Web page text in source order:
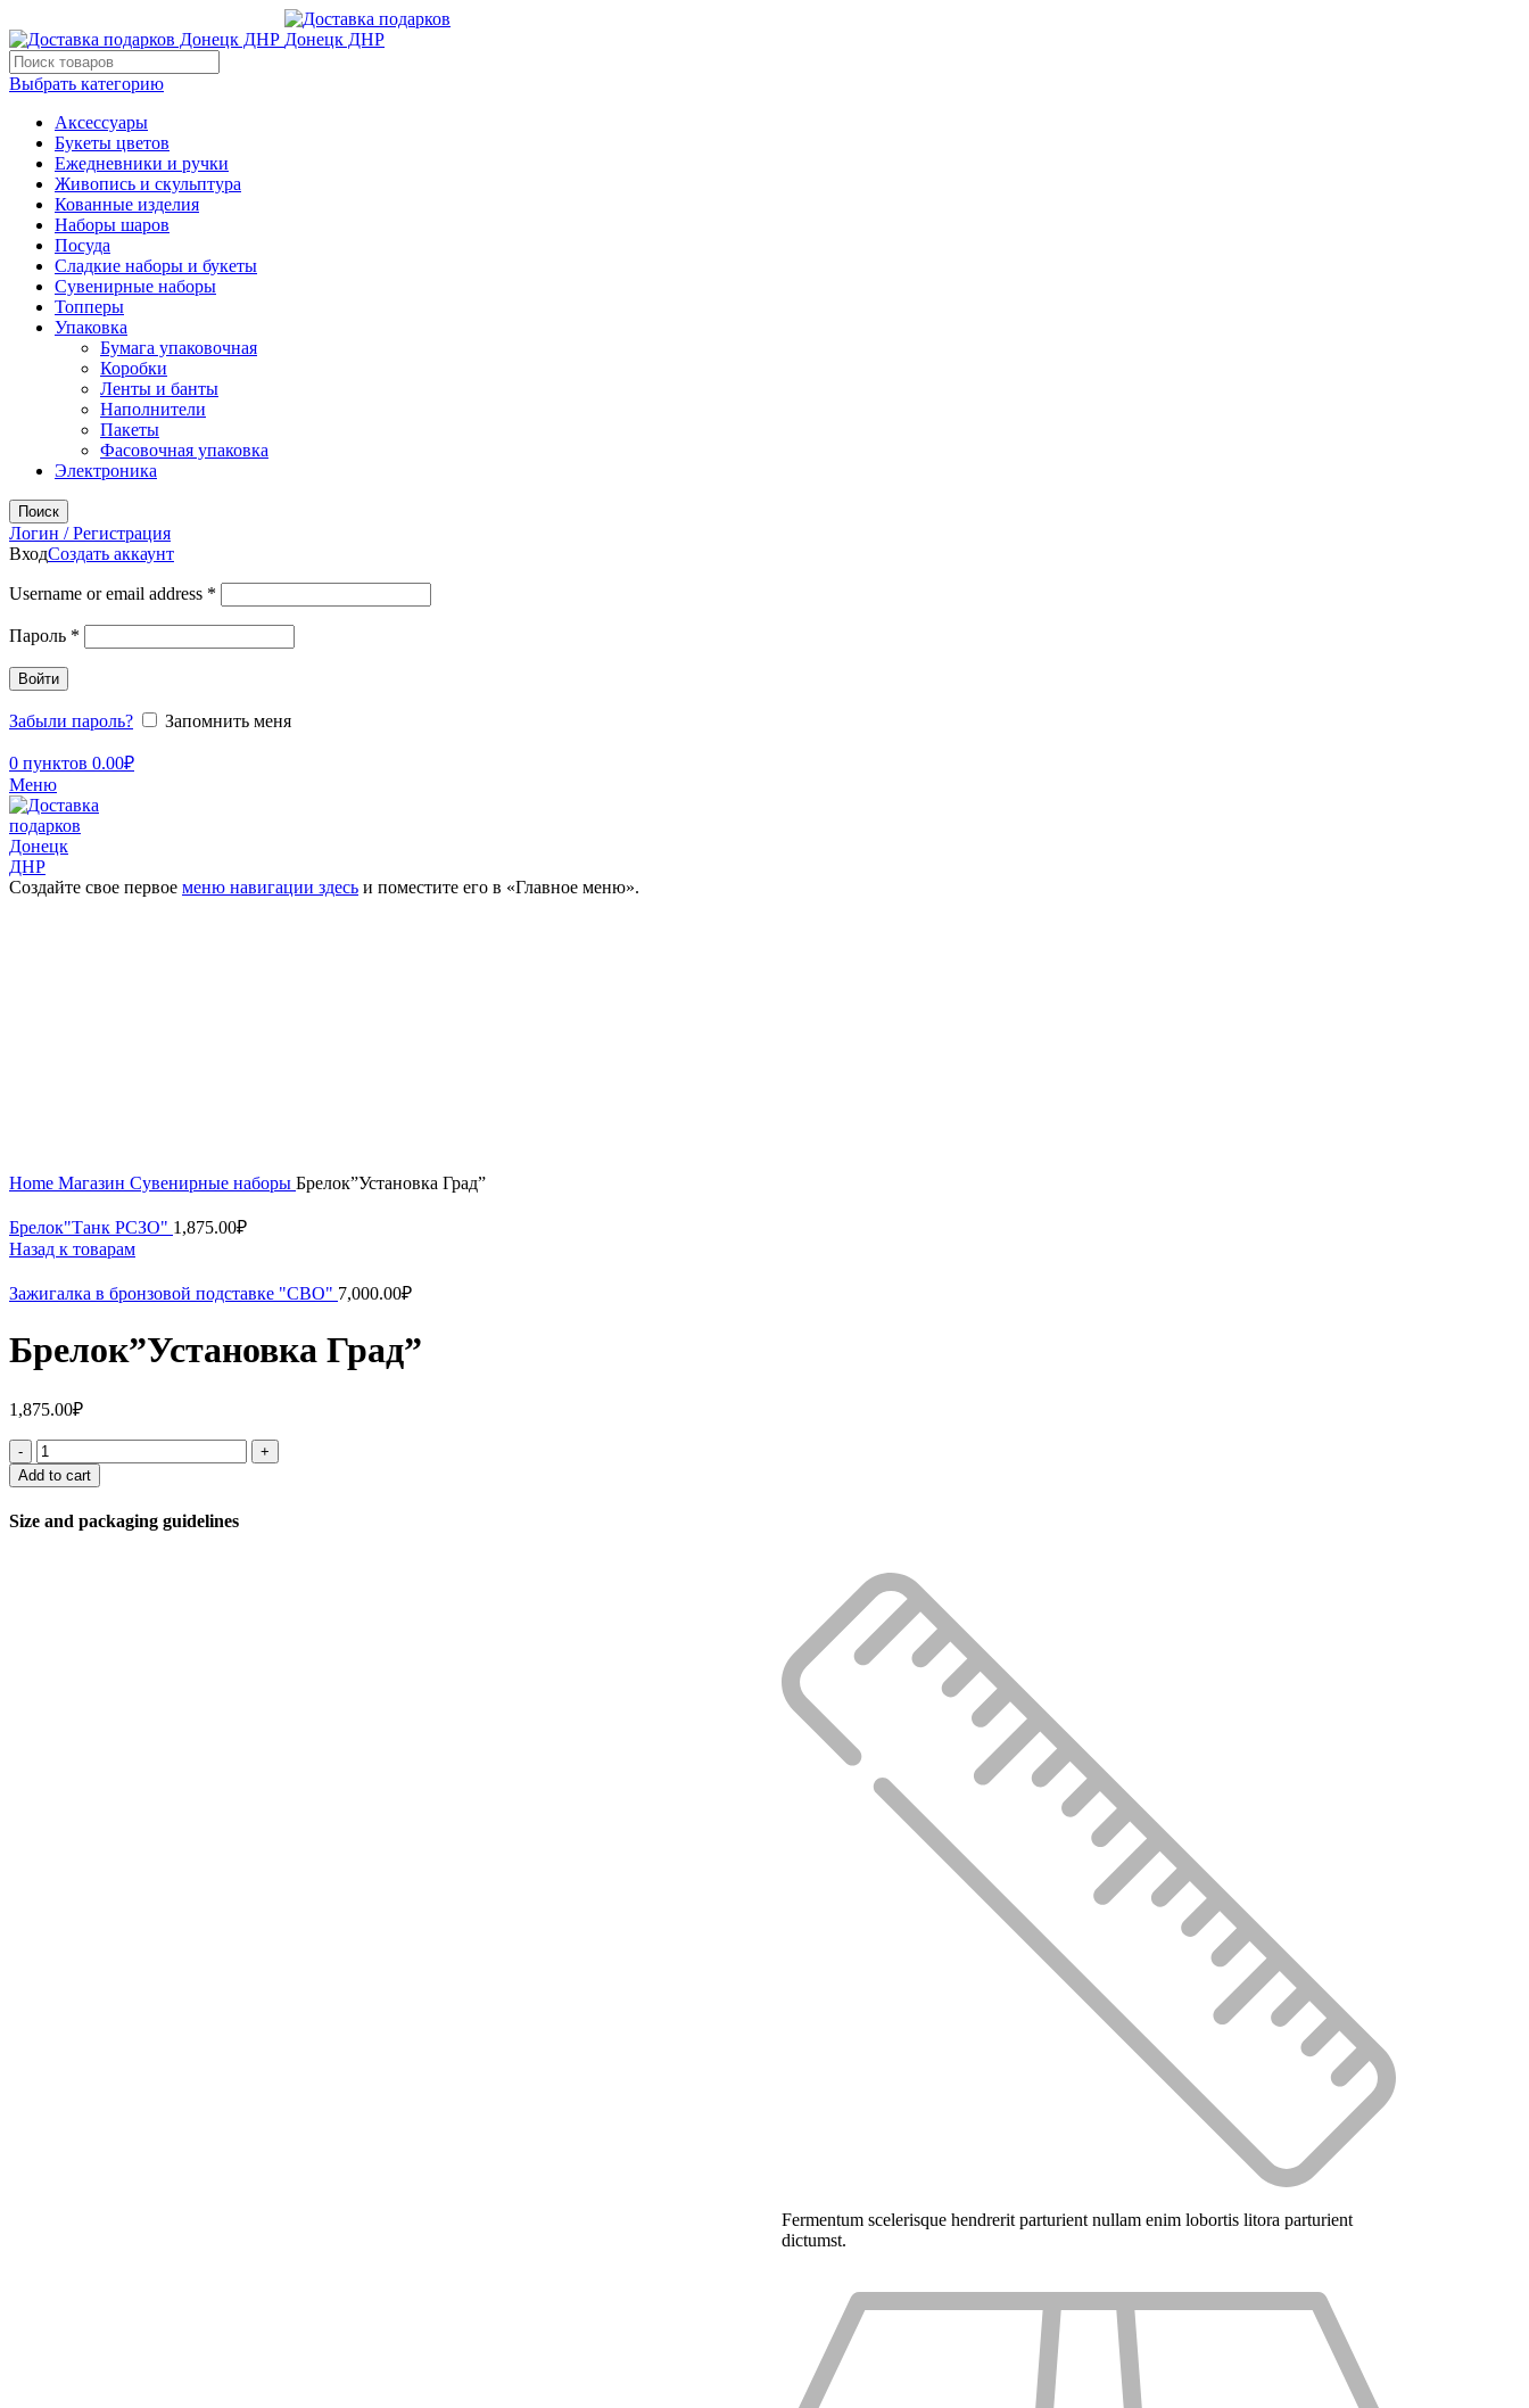
Выбрать категорию
Аксессуары
Букеты цветов
Ежедневники и ручки
Живопись и скульптура
Кованные изделия
Наборы шаров
Посуда
Сладкие наборы и букеты
Сувенирные наборы
Топперы
Упаковка
Бумага упаковочная
Коробки
Ленты и банты
Наполнители
Пакеты
Фасовочная упаковка
Электроника
Поиск
Логин / Регистрация
ВходСоздать аккаунт
Username or email address *
Пароль *
Войти
Забыли пароль? Запомнить меня
0 пунктов 0.00₽
Меню
Создайте свое первое меню навигации здесь и поместите его в «Главное меню».
Home Магазин Сувенирные наборы Брелок”Установка Град”
Брелок"Танк РСЗО" 1,875.00₽
Назад к товарам
Зажигалка в бронзовой подставке "СВО" 7,000.00₽
Брелок”Установка Град”
1,875.00₽
Add to cart
Size and packaging guidelines
Fermentum scelerisque hendrerit parturient nullam enim lobortis litora parturient
dictumst.